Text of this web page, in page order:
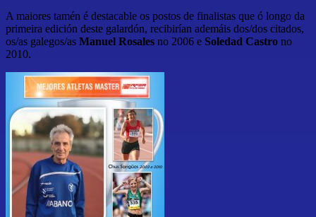
A maiores tamén é destacable os postos de finalistas que ó longo da
primeira edición deste galardón, recibirían ademáis dos/dos citados,
os/as galegos/as Manuel Rosales no 2006 e Soledad Castro no
2010.